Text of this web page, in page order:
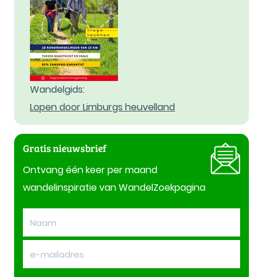
Wandelgids:
Lopen door Limburgs heuvelland
Gratis nieuwsbrief
Ontvang één keer per maand
wandelinspiratie van WandelZoekpagina